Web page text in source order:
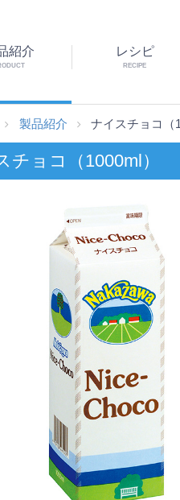
紹介 レシピ
RECIPE
製品紹介 ナイスチョコ（
チョコ（1000ml）